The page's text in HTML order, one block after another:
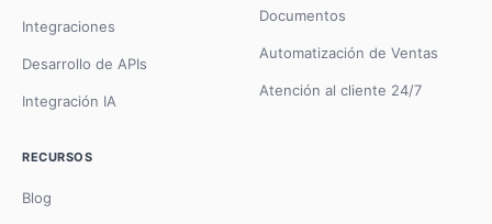
Integraciones
Desarrollo de APIs
Integración IA
Documentos
Automatización de Ventas
Atención al cliente 24/7
RECURSOS
Blog